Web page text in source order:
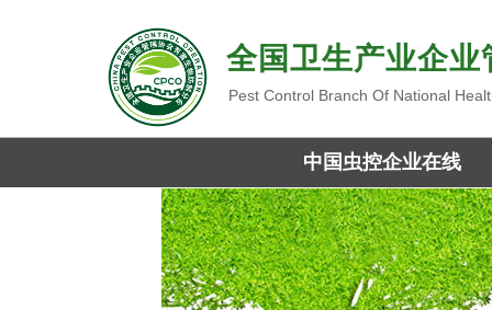
全国卫生产业企
Pest Control Branch Of National
中国虫控企业在线